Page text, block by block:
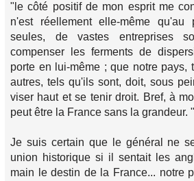
"le côté positif de mon esprit me
n'est réellement elle-même
seules, de vastes entreprises
compenser les ferments de
porte en lui-même ; que notre pays,
autres, tels qu'ils sont, doit, sous
viser haut et se tenir droit. Bref, à
peut être la France sans la grandeur. "
Je suis certain que le général ne
union historique si il sentait les
main le destin de la France... notre